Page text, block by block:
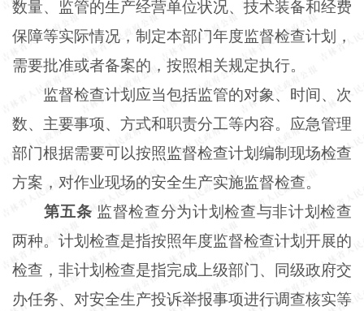
数量、监管的生产经营单位状况、技术装备和经费
保障等实际情况，制定本部门年度监督检查计划，
需要批准或者备案的，按照相关规定执行。
监督检查计划应当包括监管的对象、时间、次
数、主要事项、方式和职责分工等内容。应急管理
部门根据需要可以按照监督检查计划编制现场检查
方案，对作业现场的安全生产实施监督检查。
第五条 监督检查分为计划检查与非计划检查
两种。计划检查是指按照年度监督检查计划开展的
检查，非计划检查是指完成上级部门、同级政府交
办任务、对安全生产投诉举报事项进行调查核实等